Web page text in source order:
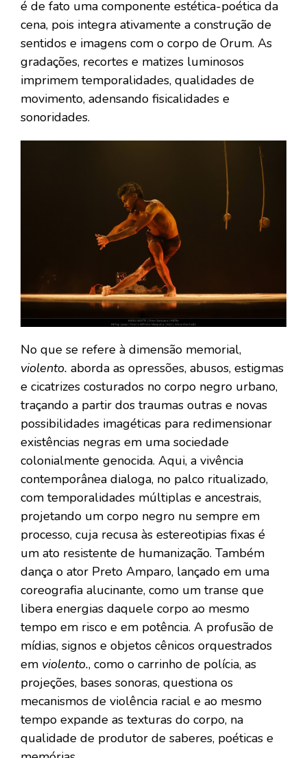
é de fato uma componente estética-poética da
cena, pois integra ativamente a construção de
sentidos e imagens com o corpo de Orum. As
gradações, recortes e matizes luminosos
imprimem temporalidades, qualidades de
movimento, adensando fisicalidades e
sonoridades.
No que se refere à dimensão memorial,
violento. aborda as opressões, abusos, estigmas
e cicatrizes costurados no corpo negro urbano,
traçando a partir dos traumas outras e novas
possibilidades imagéticas para redimensionar
existências negras em uma sociedade
colonialmente genocida. Aqui, a vivência
contemporânea dialoga, no palco ritualizado,
com temporalidades múltiplas e ancestrais,
projetando um corpo negro nu sempre em
processo, cuja recusa às estereotipias fixas é
um ato resistente de humanização. Também
dança o ator Preto Amparo, lançado em uma
coreografia alucinante, como um transe que
libera energias daquele corpo ao mesmo
tempo em risco e em potência. A profusão de
mídias, signos e objetos cênicos orquestrados
em violento., como o carrinho de polícia, as
projeções, bases sonoras, questiona os
mecanismos de violência racial e ao mesmo
tempo expande as texturas do corpo, na
qualidade de produtor de saberes, poéticas e